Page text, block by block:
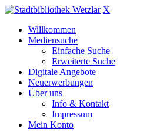
X
Willkommen
Mediensuche
Einfache Suche
Erweiterte Suche
Digitale Angebote
Neuerwerbungen
Über uns
Info & Kontakt
Impressum
Mein Konto